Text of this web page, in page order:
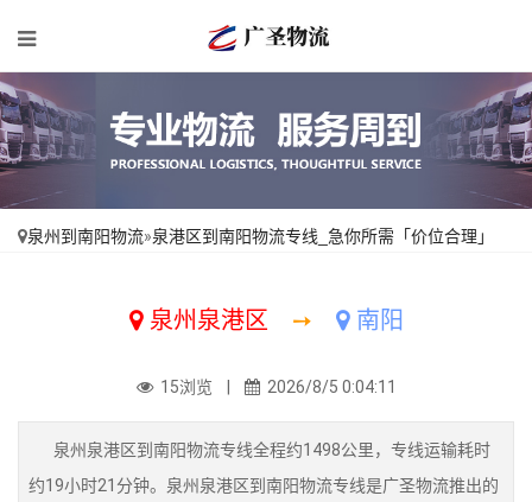
泉州到南阳物流»泉港区到南阳物流专线_急你所需「价位合理」
泉州泉港区 ➙ 南阳
15浏览 | 2026/8/5 0:04:11
泉州泉港区到南阳物流专线全程约1498公里，专线运输耗时
约19小时21分钟。泉州泉港区到南阳物流专线是广圣物流推出的